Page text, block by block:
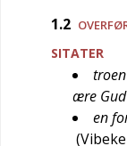
1.2
SITATER
ære Gud
en
(